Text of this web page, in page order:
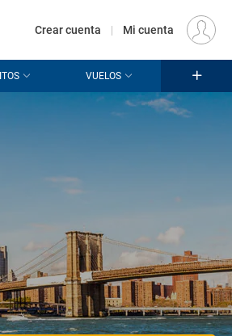
EUR
Crear cuenta | Mi cuenta
VUELOS